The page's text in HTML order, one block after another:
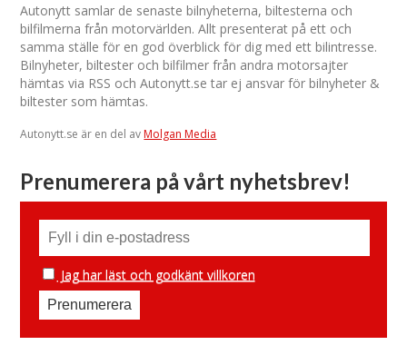
Autonytt samlar de senaste bilnyheterna, biltesterna och
bilfilmerna från motorvärlden. Allt presenterat på ett och
samma ställe för en god överblick för dig med ett bilintresse.
Bilnyheter, biltester och bilfilmer från andra motorsajter
hämtas via RSS och Autonytt.se tar ej ansvar för bilnyheter &
biltester som hämtas.
Autonytt.se är en del avMolgan Media
Prenumerera på vårt nyhetsbrev!
Jag har läst och godkänt villkoren